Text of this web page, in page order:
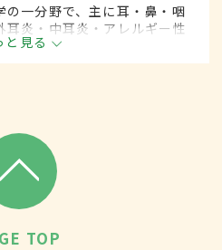
一分野で、主に耳・鼻・咽
炎・中耳炎・アレルギー性
喉頭がんなど）を専門的に取
と見る
TOP